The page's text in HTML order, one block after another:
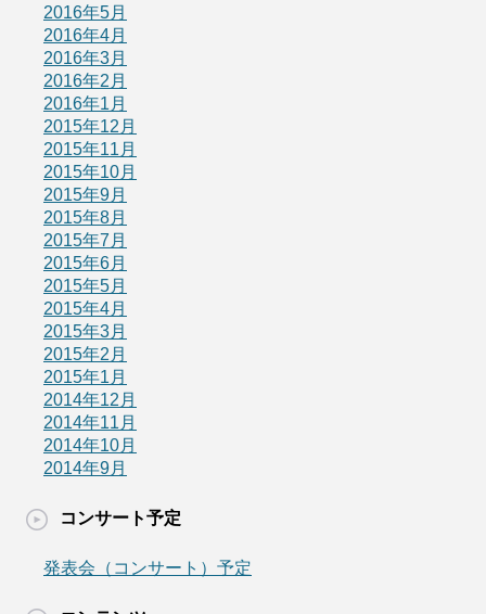
2016年5月
2016年4月
2016年3月
2016年2月
2016年1月
2015年12月
2015年11月
2015年10月
2015年9月
2015年8月
2015年7月
2015年6月
2015年5月
2015年4月
2015年3月
2015年2月
2015年1月
2014年12月
2014年11月
2014年10月
2014年9月
コンサート予定
発表会（コンサート）予定